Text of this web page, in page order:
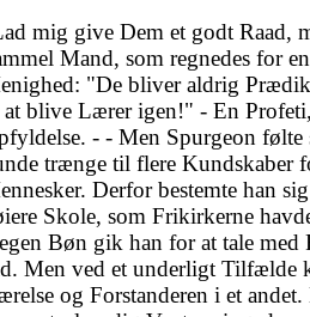
mig give Dem et godt Raad,
Mand, som regnedes for
"De bliver aldrig
at blive Lærer igen!" - En
- - Men Spurgeon følte
trænge til flere Kundskaber
Derfor bestemte han
Skole, som Frikirkerne
Bøn gik han for at tale med
Men ved et underligt Tilfælde
og Forstanderen i et